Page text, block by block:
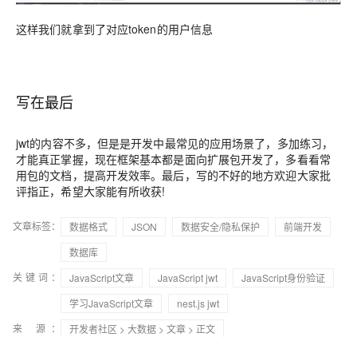
这样我们就拿到了对应token的用户信息
写在最后
jwt的内容不多，但是是开发中最常见的应用场景了，多加练习，
才能真正掌握，现在框架基本都是面向扩展包开发了，多看看常
用包的文档，提高开发效率。最后，写的不好的地方欢迎大家批
评指正，希望大家能有所收获!
文章标签： 数据格式 JSON 数据安全/隐私保护
前端开发
数据库
关键词：
JavaScript文章 JavaScript jwt
JavaScript身份验证
学习JavaScript文章
nest.js jwt
来 源：
开发者社区 > 大数据 > 文章 > 正文